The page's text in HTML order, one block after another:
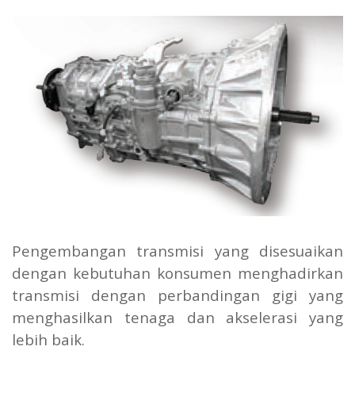
Pengembangan transmisi yang disesuaikan
dengan kebutuhan konsumen menghadirkan
transmisi dengan perbandingan gigi yang
menghasilkan tenaga dan akselerasi yang
lebih baik.